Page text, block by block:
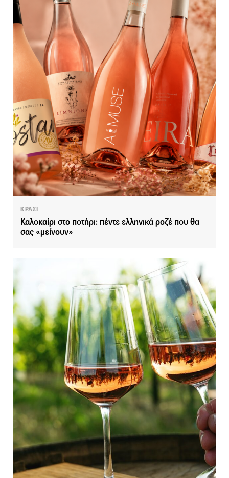
ΚΡΑΣΙ
Καλοκαίρι στο ποτήρι: πέντε ελληνικά ροζέ που θα
σας «μείνουν»